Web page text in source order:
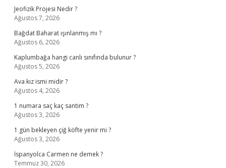
Jeofizik Projesi Nedir ?
Ağustos 7, 2026
Bağdat Baharat ışınlanmış mı ?
Ağustos 6, 2026
Kaplumbağa hangi canlı sınıfında bulunur ?
Ağustos 5, 2026
Ava kız ismi midir ?
Ağustos 4, 2026
1 numara saç kaç santim ?
Ağustos 3, 2026
1 gün bekleyen çiğ köfte yenir mi ?
Ağustos 3, 2026
İspanyolca Carmen ne demek ?
Temmuz 30, 2026